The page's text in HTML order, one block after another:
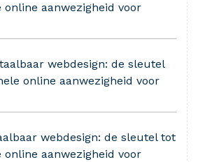
online aanwezigheid voor
webdesign: de sleutel
online aanwezigheid voor
webdesign: de sleutel tot
online aanwezigheid voor